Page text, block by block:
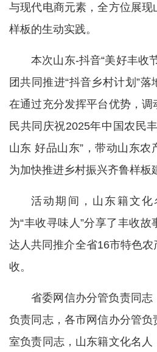
与现代电商元素，全方位展
样板的生动实践。
本次山东-抖音“美好丰收
团共同推进“抖音乡村计划”
在通过充分发挥平台优势，调
民共同庆祝2025年中国农民
山东 好品山东”，带动山东农
为加快推进乡村振兴齐鲁样板
活动期间，山东籍文
为“丰收寻味人”分享了丰收
达人共同推介全省16市特色
收。
省委网信办分管负责同志
负责同志，各市网信办分管负
室负责同志，山东籍文化名人